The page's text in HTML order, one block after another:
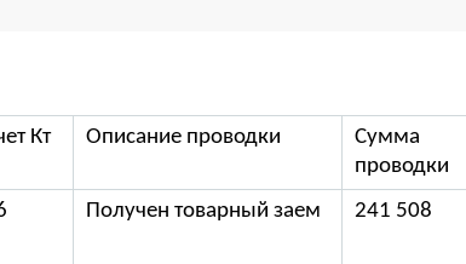
Кт Описание проводки
Сумма
проводки
Получен товарный заем 241 508